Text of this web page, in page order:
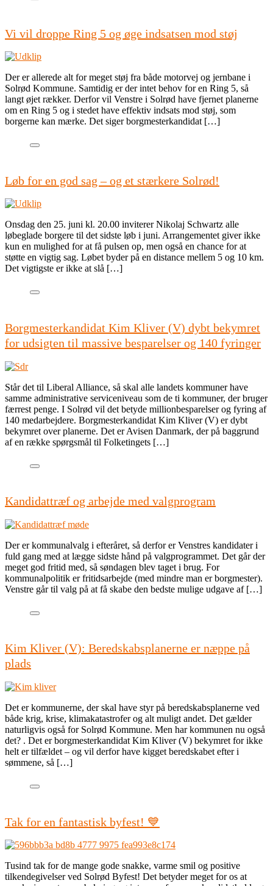
Vi vil droppe Ring 5 og øge indsatsen mod støj
Der er allerede alt for meget støj fra både motorvej og jernbane i
Solrød Kommune. Samtidig er der intet behov for en Ring 5, så
langt øjet rækker. Derfor vil Venstre i Solrød have fjernet planerne
om en Ring 5 og i stedet have effektiv indsats mod støj, som
borgerne kan mærke. Det siger borgmesterkandidat […]
Løb for en god sag – og et stærkere Solrød!
Onsdag den 25. juni kl. 20.00 inviterer Nikolaj Schwartz alle
løbeglade borgere til det sidste løb i juni. Arrangementet giver ikke
kun en mulighed for at få pulsen op, men også en chance for at
støtte en vigtig sag. Løbet byder på en distance mellem 5 og 10 km.
Det vigtigste er ikke at slå […]
Borgmesterkandidat Kim Kliver (V) dybt bekymret
for udsigten til massive besparelser og 140 fyringer
Står det til Liberal Alliance, så skal alle landets kommuner have
samme administrative serviceniveau som de ti kommuner, der bruger
færrest penge. I Solrød vil det betyde millionbesparelser og fyring af
140 medarbejdere. Borgmesterkandidat Kim Kliver (V) er dybt
bekymret over planerne. Det er Avisen Danmark, der på baggrund
af en række spørgsmål til Folketingets […]
Kandidattræf og arbejde med valgprogram
Der er kommunalvalg i efteråret, så derfor er Venstres kandidater i
fuld gang med at lægge sidste hånd på valgprogrammet. Det går der
meget god fritid med, så søndagen blev taget i brug. For
kommunalpolitik er fritidsarbejde (med mindre man er borgmester).
Venstre går til valg på at få skabe den bedste mulige udgave af […]
Kim Kliver (V): Beredskabsplanerne er næppe på
plads
Det er kommunerne, der skal have styr på beredskabsplanerne ved
både krig, krise, klimakatastrofer og alt muligt andet. Det gælder
naturligvis også for Solrød Kommune. Men har kommunen nu også
det? . Det er borgmesterkandidat Kim Kliver (V) bekymret for ikke
helt er tilfældet – og vil derfor have kigget beredskabet efter i
sømmene, så […]
Tak for en fantastisk byfest! 💙
Tusind tak for de mange gode snakke, varme smil og positive
tilkendegivelser ved Solrød Byfest! Det betyder meget for os at